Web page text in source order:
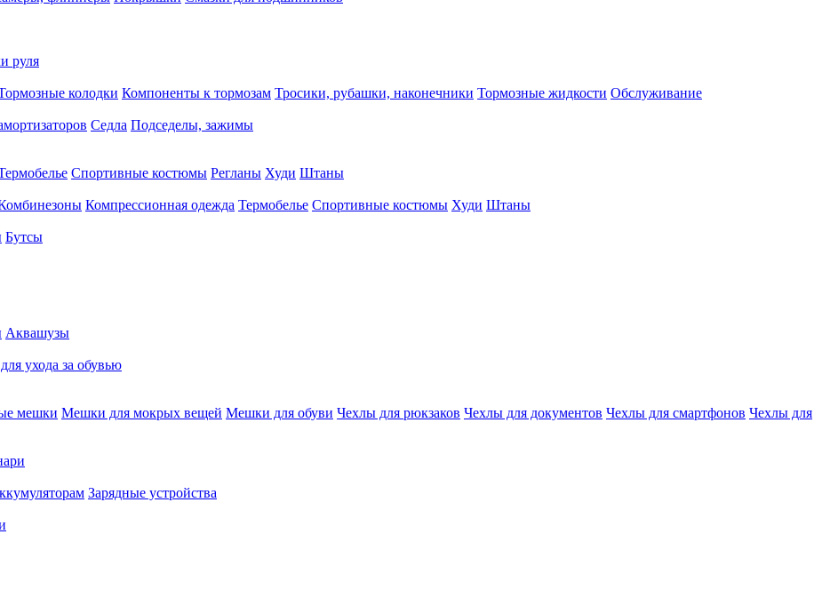
руля
колодки Компоненты к тормозам Тросики, рубашки, наконечники Тормозные жидкости Обслуживание
Седла Подседелы, зажимы
Спортивные костюмы Регланы Худи Штаны
Компрессионная одежда Термобелье Спортивные костюмы Худи Штаны
Бутсы
Аквашузы
ухода за обувью
мешки Мешки для мокрых вещей Мешки для обуви Чехлы для рюкзаков Чехлы для документов Чехлы для смартфонов Чехлы для
Зарядные устройства